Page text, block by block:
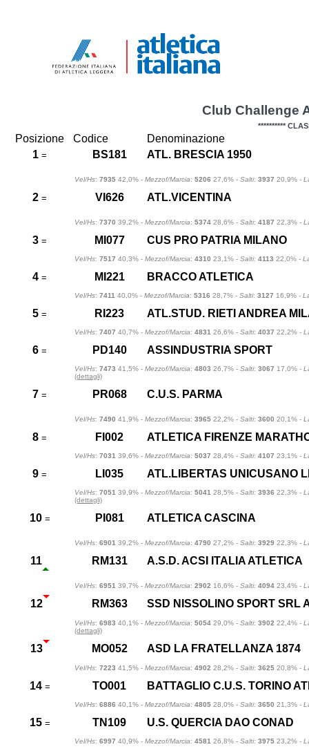
Club Challenge
**********
Posizione Codice
Denominazione
1 = BS181 ATL. BRESCIA 1950
Vel/Hs: 7935 42,0% - Mezzof/Marcia: 5206 27,6% - Salti: 3937 20,9% -
2 = VI626 ATL.VICENTINA
Vel/Hs: 7370 39,2% - Mezzof/Marcia: 5374 28,6% - Salti: 4187 22,3% -
3 = MI077 CUS PRO PATRIA MILANO
Vel/Hs: 7517 40,3% - Mezzof/Marcia: 4310 23,1% - Salti: 4113 22,0% -
4 = MI221 BRACCO ATLETICA
Vel/Hs: 7411 40,0% - Mezzof/Marcia: 5316 28,7% - Salti: 3127 16,9% -
5 = RI223 ATL.STUD. RIETI ANDREA
Vel/Hs: 7407 40,7% - Mezzof/Marcia: 4831 26,6% - Salti: 4037 22,2% -
6 = PD140 ASSINDUSTRIA SPORT
Vel/Hs: 7473 41,5% - Mezzof/Marcia: 4803 26,7% - Salti: 3067 17,0% -
(dettagli)
7 = PR068 C.U.S. PARMA
Vel/Hs: 7490 41,9% - Mezzof/Marcia: 3965 22,2% - Salti: 3600 20,1% -
8 = FI002 ATLETICA FIRENZE
Vel/Hs: 7031 39,6% - Mezzof/Marcia: 5037 28,4% - Salti: 4107 23,1% -
9 = LI035 ATL.LIBERTAS UNICUSANO
Vel/Hs: 7051 39,9% - Mezzof/Marcia: 5041 28,5% - Salti: 3936 22,3% -
(dettagli)
10 = PI081 ATLETICA CASCINA
Vel/Hs: 6901 39,2% - Mezzof/Marcia: 4790 27,2% - Salti: 3929 22,3% -
11 RM131 A.S.D. ACSI ITALIA ATLETICA
Vel/Hs: 6951 39,7% - Mezzof/Marcia: 2902 16,6% - Salti: 4094 23,4% -
12 RM363 SSD NISSOLINO SPORT SRL
Vel/Hs: 6983 40,1% - Mezzof/Marcia: 5054 29,0% - Salti: 3902 22,4% -
(dettagli)
13 MO052 ASD LA FRATELLANZA 1874
Vel/Hs: 7223 41,5% - Mezzof/Marcia: 4902 28,2% - Salti: 3625 20,8% -
14 = TO001 BATTAGLIO C.U.S. TORINO
Vel/Hs: 6886 40,1% - Mezzof/Marcia: 4805 28,0% - Salti: 3650 21,3% -
15 = TN109 U.S. QUERCIA DAO CONAD
Vel/Hs: 6997 40,9% - Mezzof/Marcia: 4581 26,8% - Salti: 3975 23,2% -